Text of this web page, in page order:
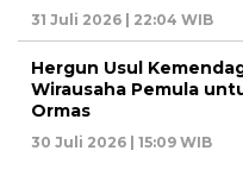
31 Juli 2026 | 22:04 WIB
Hergun Usul
Wirausaha Pemula
Ormas
30 Juli 2026 | 15:09 WIB